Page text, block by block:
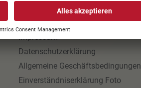
Jobs
Impressum
Datenschutzerklärung
Allgemeine Geschäftsbedingungen
Einverständniserklärung Foto